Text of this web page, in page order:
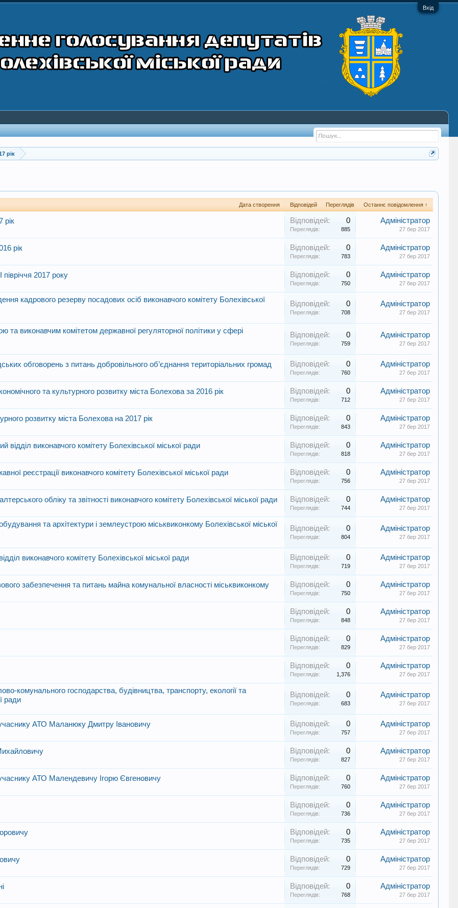
Вхід
рік
Дата створення Відповідей Переглядів Останнє повідомлення ↑
рік Відповідей: 0
Переглядів: 885
Адміністратор
27 бер 2017
рік Відповідей: 0
Переглядів: 783
Адміністратор
27 бер 2017
2017 року Відповідей: 0
Переглядів: 750
Адміністратор
27 бер 2017
кадрового резерву посадових осіб виконавчого комітету Болехівської
Відповідей: 0
Переглядів: 708
Адміністратор
27 бер 2017
та виконавчим комітетом державної регуляторної політики у сфері
Відповідей: 0
Переглядів: 759
Адміністратор
27 бер 2017
обговорень з питань добровільного об’єднання територіальних громад Відповідей: 0
Переглядів: 760
Адміністратор
27 бер 2017
та культурного розвитку міста Болехова за 2016 рік Відповідей: 0
Переглядів: 712
Адміністратор
27 бер 2017
розвитку міста Болехова на 2017 рік Відповідей: 0
Переглядів: 843
Адміністратор
27 бер 2017
виконавчого комітету Болехівської міської ради Відповідей: 0
Переглядів: 818
Адміністратор
27 бер 2017
реєстрації виконавчого комітету Болехівської міської ради Відповідей: 0
Переглядів: 756
Адміністратор
27 бер 2017
обліку та звітності виконавчого комітету Болехівської міської ради Відповідей: 0
Переглядів: 744
Адміністратор
27 бер 2017
та архітектури і землеустрою міськвиконкому Болехівської міської
Відповідей: 0
Переглядів: 804
Адміністратор
27 бер 2017
виконавчого комітету Болехівської міської ради Відповідей: 0
Переглядів: 719
Адміністратор
27 бер 2017
забезпечення та питань майна комунальної власності міськвиконкому Відповідей: 0
Переглядів: 750
Адміністратор
27 бер 2017
Відповідей: 0
Переглядів: 848
Адміністратор
27 бер 2017
Відповідей: 0
Переглядів: 829
Адміністратор
27 бер 2017
Відповідей: 0
Переглядів: 1,376
Адміністратор
27 бер 2017
комунального господарства, будівництва, транспорту, екології та
ради
Відповідей: 0
Переглядів: 683
Адміністратор
27 бер 2017
АТО Маланюку Дмитру Івановичу Відповідей: 0
Переглядів: 757
Адміністратор
27 бер 2017
Відповідей: 0
Переглядів: 827
Адміністратор
27 бер 2017
АТО Малендевичу Ігорю Євгеновичу Відповідей: 0
Переглядів: 760
Адміністратор
27 бер 2017
Відповідей: 0
Переглядів: 736
Адміністратор
27 бер 2017
Відповідей: 0
Переглядів: 735
Адміністратор
27 бер 2017
Відповідей: 0
Переглядів: 729
Адміністратор
27 бер 2017
Відповідей: 0
Переглядів: 768
Адміністратор
27 бер 2017